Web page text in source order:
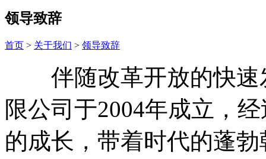
领导致辞
首页 > 关于我们 > 领导致辞
伴随改革开放的快速
限公司于2004年成立，
的成长，带着时代的蓬